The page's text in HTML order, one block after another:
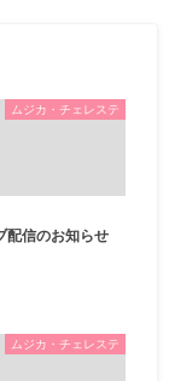
ムジカ・チェレステ
配信のお知らせ
ムジカ・チェレステ